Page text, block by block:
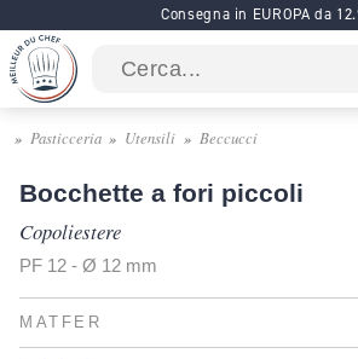
Consegna in EUROPA da
Pasticceria Utensili Beccucci
Bocchette a fori piccoli
Copoliestere
PF 12 - Ø 12 mm
MATFER